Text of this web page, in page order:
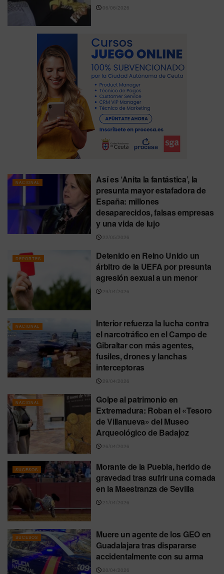
06/06/2026
NACIONAL
Así es ‘Anita la fantástica’, la
presunta mayor estafadora de
España: millones
desaparecidos, falsas empresas
y una vida de lujo
22/05/2026
DEPORTES
Detenido en Reino Unido un
árbitro de la UEFA por presunta
agresión sexual a un menor
29/04/2026
NACIONAL
Interior refuerza la lucha contra
el narcotráfico en el Campo de
Gibraltar con más agentes,
fusiles, drones y lanchas
interceptoras
29/04/2026
NACIONAL
Golpe al patrimonio en
Extremadura: Roban el «Tesoro
de Villanueva» del Museo
Arqueológico de Badajoz
26/04/2026
SUCESOS
Morante de la Puebla, herido de
gravedad tras sufrir una cornada
en la Maestranza de Sevilla
21/04/2026
SUCESOS
Muere un agente de los GEO en
Guadalajara tras dispararse
accidentalmente con su arma
20/04/2026